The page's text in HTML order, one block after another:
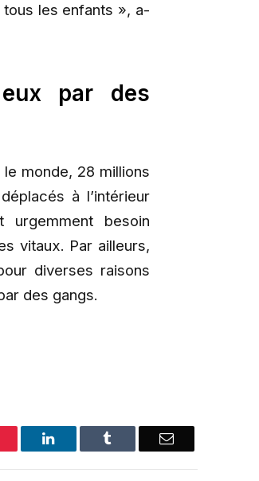
les enfants », a-
par des
monde, 28 millions
à l’intérieur
besoin
vitaux. Par ailleurs,
diverses raisons
des gangs.
LinkedIn Email